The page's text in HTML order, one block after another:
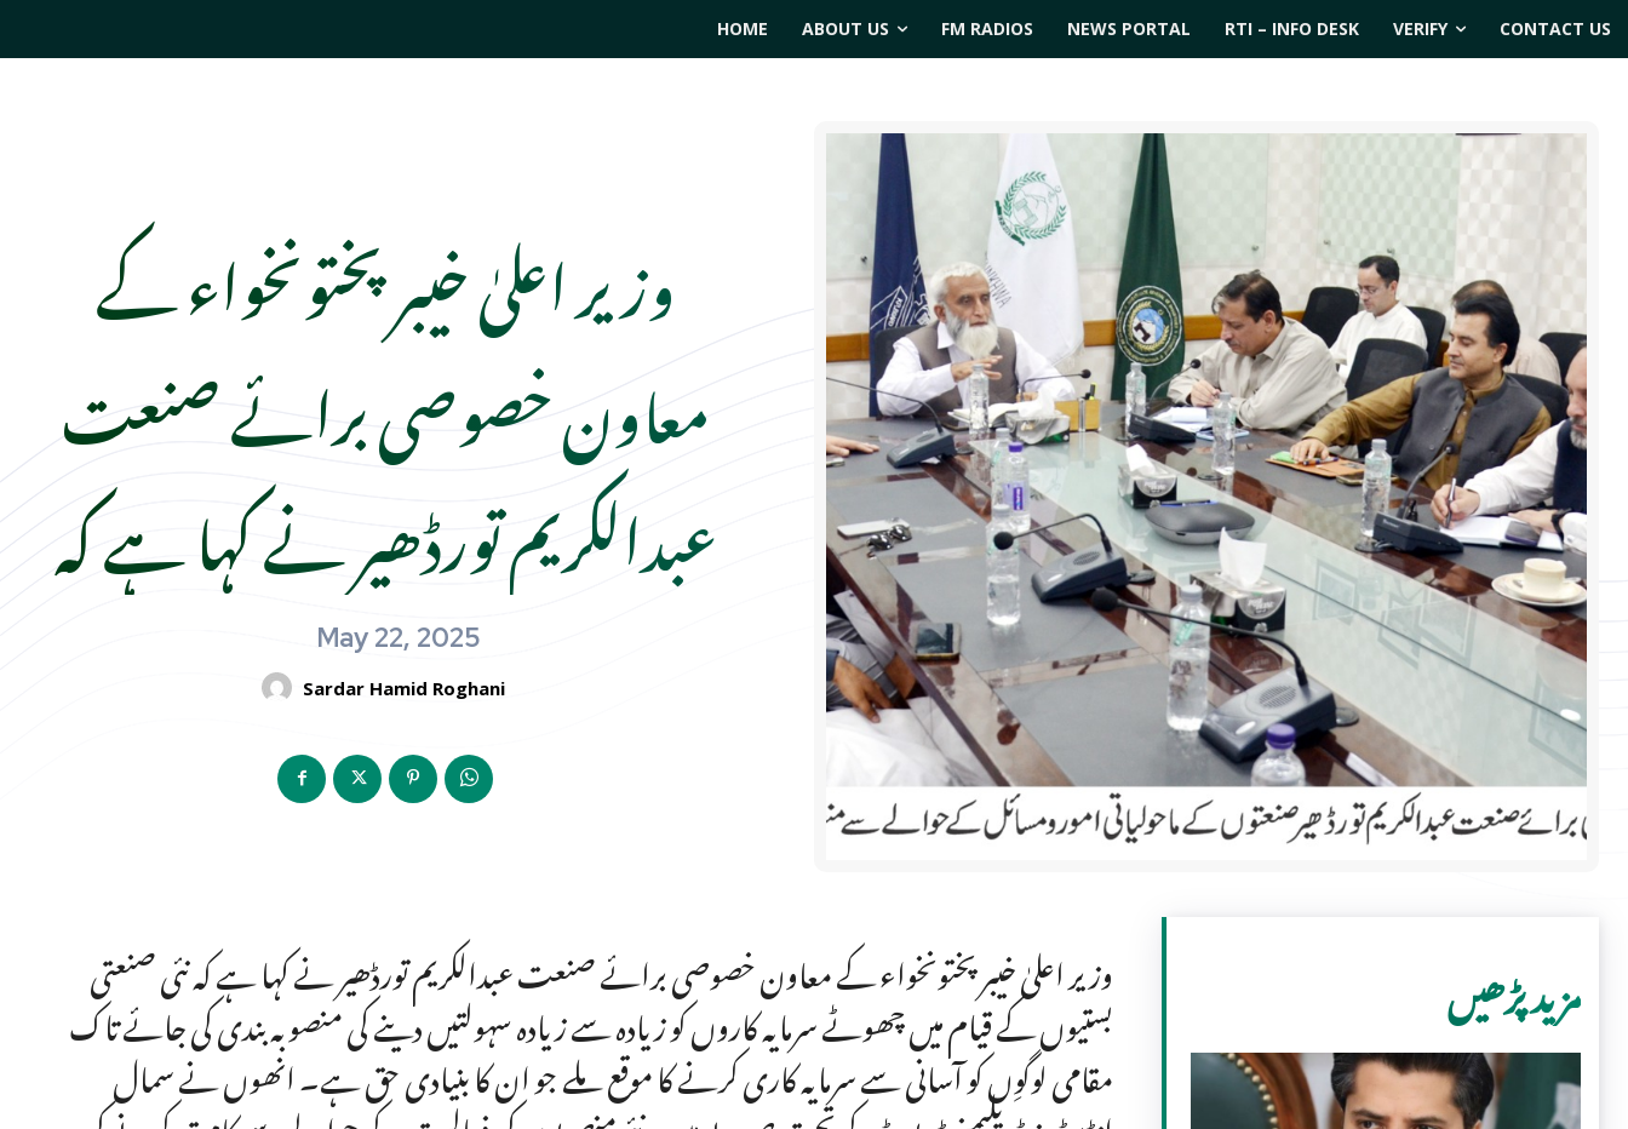
HOME ABOUT US FM RADIOS NEWS PORTAL RTI – INFO DESK VERIFY CONTACT US
وزیر اعلیٰ خیبر پختونخواء کے
معاون خصوصی برائے صنعت
عبدالکریم تورڈھیر نے کہا ہے کہ
May 22, 2025
Sardar Hamid Roghani
وزیر اعلیٰ خیبر پختونخواء کے معاون خصوصی برائے صنعت عبدالکریم تورڈھیر نے کہا ہے کہ نئی صنعتی
بستیوں کے قیام میں چھوٹے سرمایہ کاروں کو زیادہ سے زیادہ سہولتیں دینے کی منصوبہ بندی کی جائے تاک
مقامی لوگوِں کو آسانی سے سرمایہ کاری کرنے کا موقع ملے جو ان کا بنیادی حق ہے۔ انھوں نے سمال
مزید پڑھیں